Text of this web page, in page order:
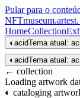
Pular para o
NFTmuseum.art
HomeCollection
◐ acidTema atual:
◐ acidTema atual:
← collection
Loading artwork
◐ cataloging